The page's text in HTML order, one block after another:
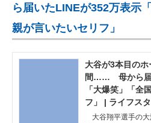
ら届いたLINEが352万表示
親が言いたいセリフ」
大谷が3本目の
間…… 母から届
「大爆笑」「全
フ」 | ライフス
大谷翔平選手の大